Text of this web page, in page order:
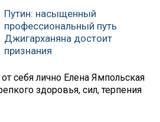
Путин: насыщенный
профессиональный путь
Джигарханяна достоит
признания
себя лично Елена Ямпольская
здоровья, сил, терпения